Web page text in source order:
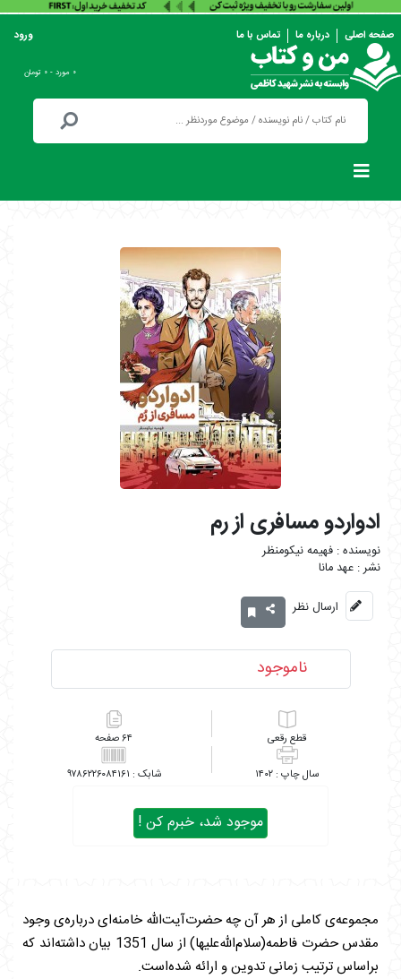
صفحه اصلی درباره ما تماس با ما ورود
۰ مورد - ۰ تومان
ادواردو مسافری از رم
فهیمه نیکومنظر
عهد مانا
ارسال نظر
ناموجود
رقعی ۶۴
۱۴۰۲ ۹۷۸۶۲۲۶۰۸۴۱۶۱
موجود شد، خبرم کن !
مجموعه‌ی کاملی از هر آن چه حضرت‌آیت‌الله‌ خامنه‌‌ای درباره‌ی وجود
مقدس حضرت فاطمه(سلام‌الله‌علیها) از سال 1351 بیان داشته‌اند که
براساس ترتیب زمانی تدوین و ارائه شده‌است.